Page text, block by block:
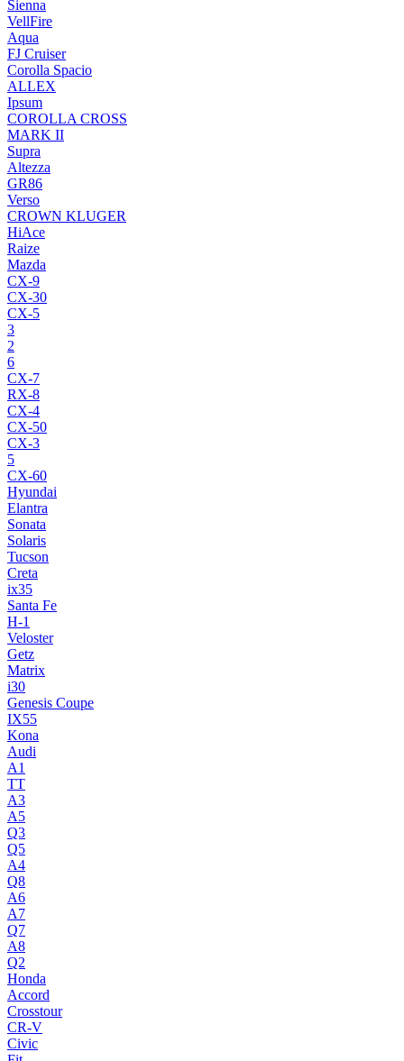
Sienna
VellFire
Aqua
FJ Cruiser
Corolla Spacio
ALLEX
Ipsum
COROLLA CROSS
MARK II
Supra
Altezza
GR86
Verso
CROWN KLUGER
HiAce
Raize
Mazda
CX-9
CX-30
CX-5
3
2
6
CX-7
RX-8
CX-4
CX-50
CX-3
5
CX-60
Hyundai
Elantra
Sonata
Solaris
Tucson
Creta
ix35
Santa Fe
H-1
Veloster
Getz
Matrix
i30
Genesis Coupe
IX55
Kona
Audi
A1
TT
A3
A5
Q3
Q5
A4
Q8
A6
A7
Q7
A8
Q2
Honda
Accord
Crosstour
CR-V
Civic